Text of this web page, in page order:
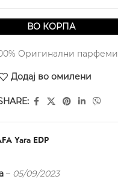
ВО КОРПА
Оригинални парфеми
Додај во омилени
Yara EDP
– 05/09/2023